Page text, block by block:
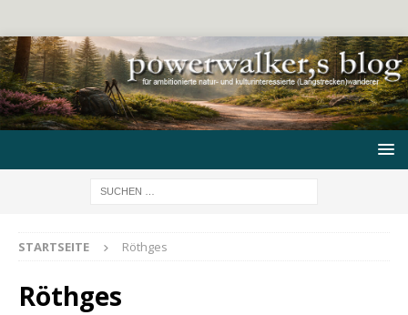
STARTSEITE Röthges
Röthges